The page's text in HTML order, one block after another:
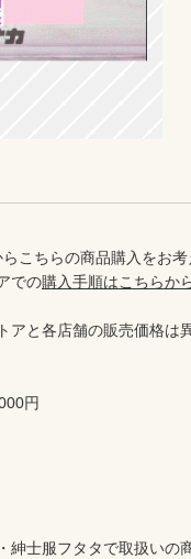
らこちらの商品購入をお
での購入手順はこちらか
と各店舗の販売価格は
円
紳士服フタタで取扱いの